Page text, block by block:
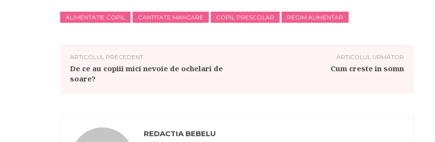
ALIMENTATIE COPIL CANTITATE MANCARE COPIL PRESCOLAR REGIM ALIMENTAR
ARTICOLUL PRECEDENT
De ce au copiii mici nevoie de ochelari de
soare?
ARTICOLUL URMĂTOR
Cum creste in somn
REDACTIA BEBELU